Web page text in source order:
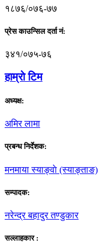
१८७६/०७६-७७
प्रेस काउन्सिल दर्ता नं:
३४१/०७५-७६
हाम्राे टिम
अध्यक्ष:
अमिर लामा
प्रबन्ध निर्देशक:
मनमाया स्याङ्वाे (स्याङ्ताङ)
सम्पादक:
नरेन्द्र बहादुर तण्डुकार
सल्लाहकार :